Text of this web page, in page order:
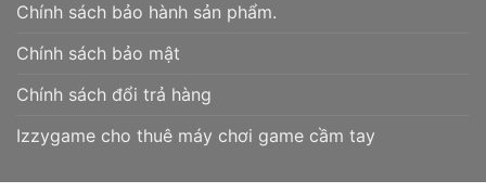
Chính sách bảo hành sản phẩm.
Chính sách bảo mật
Chính sách đổi trả hàng
Izzygame cho thuê máy chơi game cầm tay